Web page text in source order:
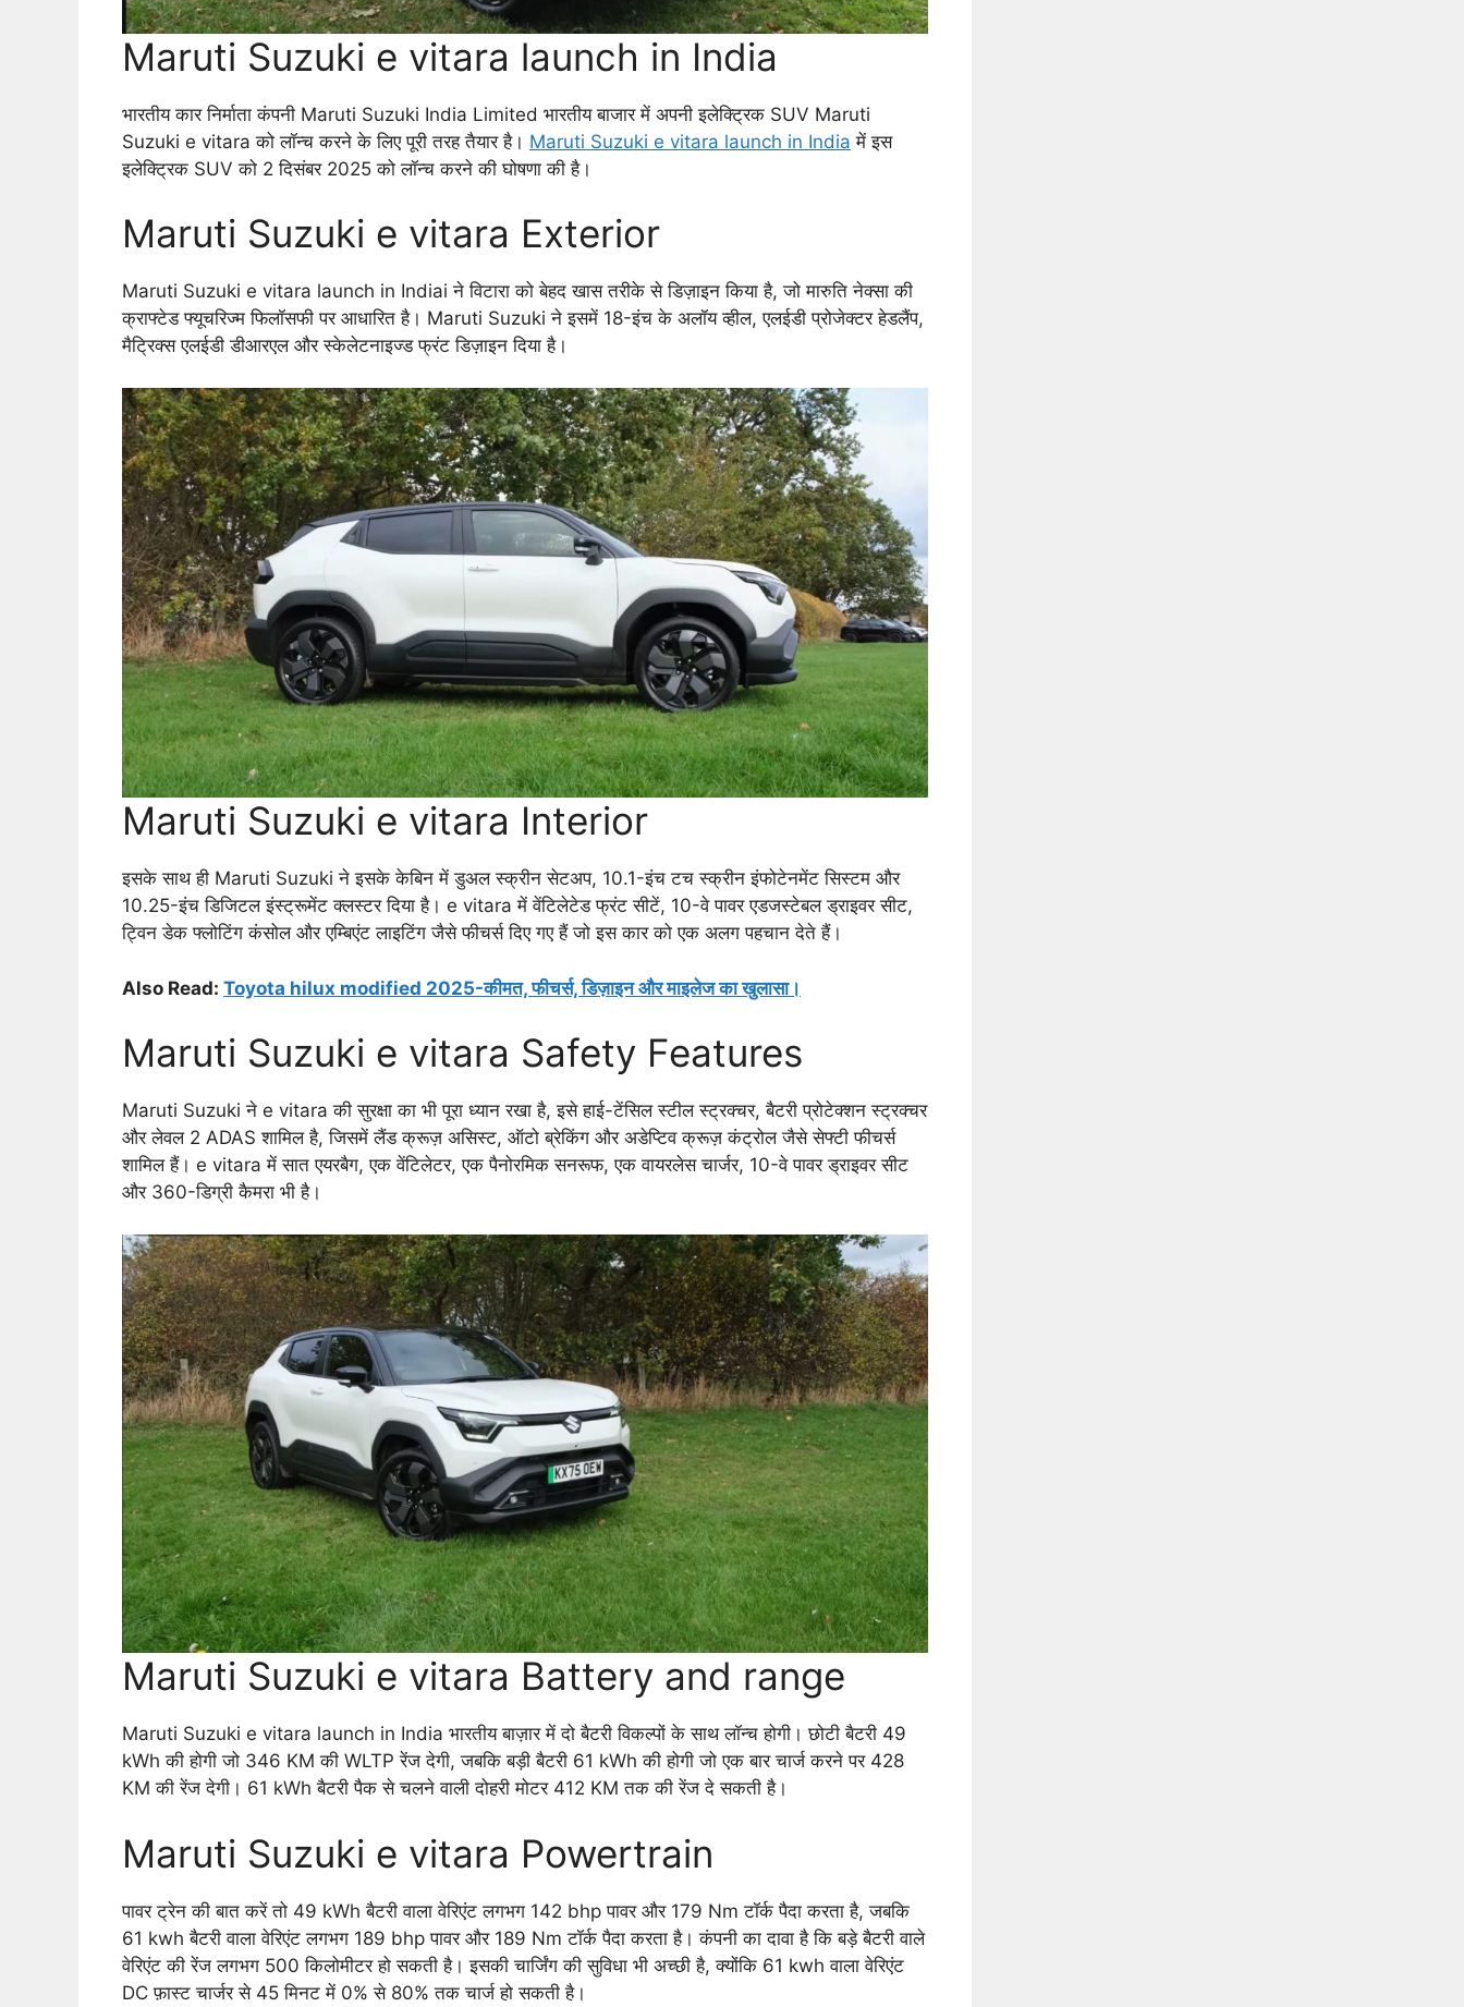
Maruti Suzuki e vitara launch in India
भारतीय कार निर्माता कंपनी Maruti Suzuki India Limited भारतीय बाजार में अपनी इलेक्ट्रिक SUV Maruti
Suzuki e vitara को लॉन्च करने के लिए पूरी तरह तैयार है। Maruti Suzuki e vitara launch in India में इस
इलेक्ट्रिक SUV को 2 दिसंबर 2025 को लॉन्च करने की घोषणा की है।
Maruti Suzuki e vitara Exterior
Maruti Suzuki e vitara launch in Indiai ने विटारा को बेहद खास तरीके से डिज़ाइन किया है, जो मारुति नेक्सा की
क्राफ्टेड फ्यूचरिज्म फिलॉसफी पर आधारित है। Maruti Suzuki ने इसमें 18-इंच के अलॉय व्हील, एलईडी प्रोजेक्टर हेडलैंप,
मैट्रिक्स एलईडी डीआरएल और स्केलेटनाइज्ड फ्रंट डिज़ाइन दिया है।
Maruti Suzuki e vitara Interior
इसके साथ ही Maruti Suzuki ने इसके केबिन में डुअल स्क्रीन सेटअप, 10.1-इंच टच स्क्रीन इंफोटेनमेंट सिस्टम और
10.25-इंच डिजिटल इंस्ट्रूमेंट क्लस्टर दिया है। e vitara में वेंटिलेटेड फ्रंट सीटें, 10-वे पावर एडजस्टेबल ड्राइवर सीट,
ट्विन डेक फ्लोटिंग कंसोल और एम्बिएंट लाइटिंग जैसे फीचर्स दिए गए हैं जो इस कार को एक अलग पहचान देते हैं।
Also Read: Toyota hilux modified 2025-कीमत, फीचर्स, डिज़ाइन और माइलेज का खुलासा।
Maruti Suzuki e vitara Safety Features
Maruti Suzuki ने e vitara की सुरक्षा का भी पूरा ध्यान रखा है, इसे हाई-टेंसिल स्टील स्ट्रक्चर, बैटरी प्रोटेक्शन स्ट्रक्चर
और लेवल 2 ADAS शामिल है, जिसमें लैंड क्रूज़ असिस्ट, ऑटो ब्रेकिंग और अडेप्टिव क्रूज़ कंट्रोल जैसे सेफ्टी फीचर्स
शामिल हैं। e vitara में सात एयरबैग, एक वेंटिलेटर, एक पैनोरमिक सनरूफ, एक वायरलेस चार्जर, 10-वे पावर ड्राइवर सीट
और 360-डिग्री कैमरा भी है।
Maruti Suzuki e vitara Battery and range
Maruti Suzuki e vitara launch in India भारतीय बाज़ार में दो बैटरी विकल्पों के साथ लॉन्च होगी। छोटी बैटरी 49
kWh की होगी जो 346 KM की WLTP रेंज देगी, जबकि बड़ी बैटरी 61 kWh की होगी जो एक बार चार्ज करने पर 428
KM की रेंज देगी। 61 kWh बैटरी पैक से चलने वाली दोहरी मोटर 412 KM तक की रेंज दे सकती है।
Maruti Suzuki e vitara Powertrain
पावर ट्रेन की बात करें तो 49 kWh बैटरी वाला वेरिएंट लगभग 142 bhp पावर और 179 Nm टॉर्क पैदा करता है, जबकि
61 kwh बैटरी वाला वेरिएंट लगभग 189 bhp पावर और 189 Nm टॉर्क पैदा करता है। कंपनी का दावा है कि बड़े बैटरी वाले
वेरिएंट की रेंज लगभग 500 किलोमीटर हो सकती है। इसकी चार्जिंग की सुविधा भी अच्छी है, क्योंकि 61 kwh वाला वेरिएंट
DC फ़ास्ट चार्जर से 45 मिनट में 0% से 80% तक चार्ज हो सकती है।